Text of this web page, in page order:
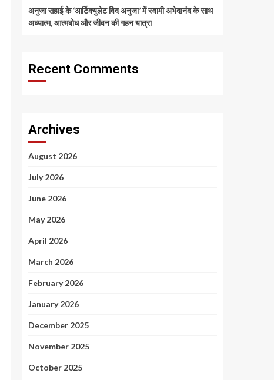
अनुजा सहाई के ‘आर्टिक्युलेट विद अनुजा’ में स्वामी अभेदानंद के साथ
अध्यात्म, आत्मबोध और जीवन की गहन यात्रा
Recent Comments
Archives
August 2026
July 2026
June 2026
May 2026
April 2026
March 2026
February 2026
January 2026
December 2025
November 2025
October 2025